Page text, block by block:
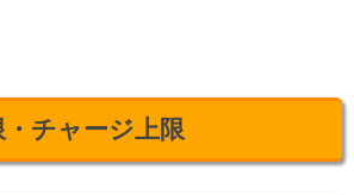
チャージ上限